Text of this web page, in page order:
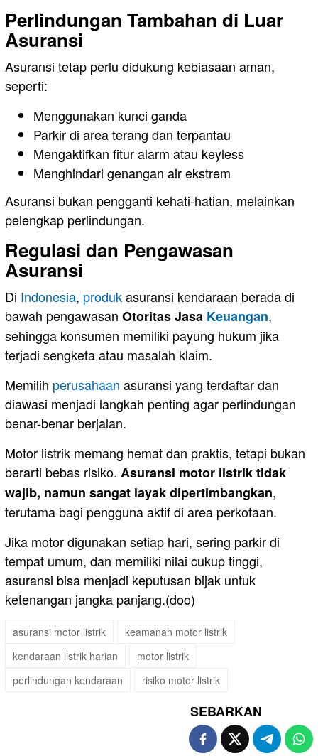
Perlindungan Tambahan di Luar
Asuransi
Asuransi tetap perlu didukung kebiasaan aman,
seperti:
Menggunakan kunci ganda
Parkir di area terang dan terpantau
Mengaktifkan fitur alarm atau keyless
Menghindari genangan air ekstrem
Asuransi bukan pengganti kehati-hatian, melainkan
pelengkap perlindungan.
Regulasi dan Pengawasan
Asuransi
Di Indonesia, produkasuransi kendaraan berada di
bawah pengawasan Otoritas Jasa Keuangan,
sehingga konsumen memiliki payung hukum jika
terjadi sengketa atau masalah klaim.
Memilih perusahaan asuransi yang terdaftar dan
diawasi menjadi langkah penting agar perlindungan
benar-benar berjalan.
Motor listrik memang hemat dan praktis, tetapi bukan
berarti bebas risiko. Asuransi motor listrik tidak
wajib, namun sangat layak dipertimbangkan,
terutama bagi pengguna aktif di area perkotaan.
Jika motor digunakan setiap hari, sering parkir di
tempat umum, dan memiliki nilai cukup tinggi,
asuransi bisa menjadi keputusan bijak untuk
ketenangan jangka panjang.(doo)
asuransi motor listrik
keamanan motor listrik
kendaraan listrik harian
motor listrik
perlindungan kendaraan
risiko motor listrik
SEBARKAN